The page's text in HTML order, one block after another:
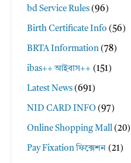
bd Service Rules (96)
Birth Certificate Info (56)
BRTA Information (78)
ibas++ আইবাস++ (151)
Latest News (691)
NID CARD INFO (97)
Online Shopping Mall (20)
Pay Fixation ফিক্সেশন (21)